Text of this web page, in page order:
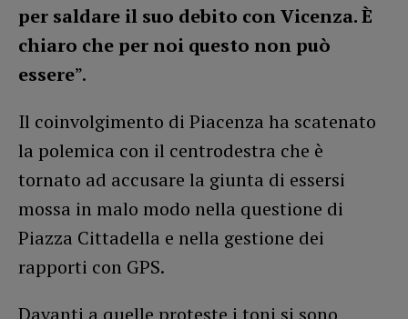
per saldare il suo debito con Vicenza. È
chiaro che per noi questo non può
essere”.
Il coinvolgimento di Piacenza ha scatenato
la polemica con il centrodestra che è
tornato ad accusare la giunta di essersi
mossa in malo modo nella questione di
Piazza Cittadella e nella gestione dei
rapporti con GPS.
Davanti a quelle proteste i toni si sono